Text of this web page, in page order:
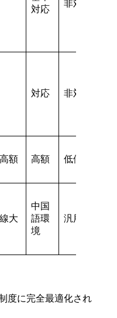
対応
非対応
対応 非対応
額 高額 低価格
大
中国
語環
境
汎用的
度に完全最適化され